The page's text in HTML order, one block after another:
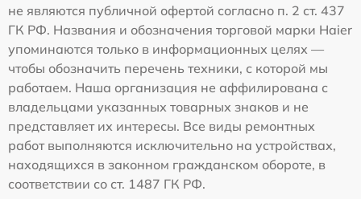
не являются публичной офертой согласно п. 2 ст. 437
ГК РФ. Названия и обозначения торговой марки Haier
упоминаются только в информационных целях —
чтобы обозначить перечень техники, с которой мы
работаем. Наша организация не аффилирована с
владельцами указанных товарных знаков и не
представляет их интересы. Все виды ремонтных
работ выполняются исключительно на устройствах,
находящихся в законном гражданском обороте, в
соответствии со ст. 1487 ГК РФ.